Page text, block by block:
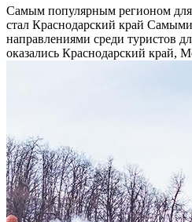
Самым популярным регионом
стал Краснодарский край
направлениями среди туристов
оказались Краснодарский край,